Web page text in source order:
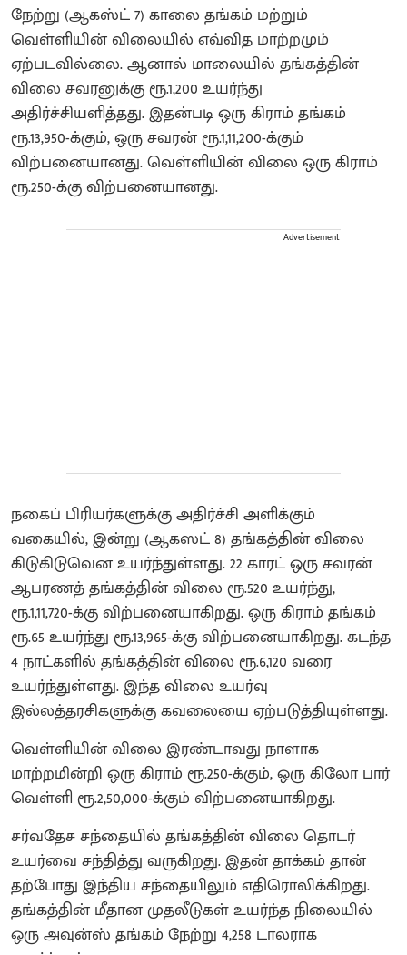
நேற்று (ஆகஸ்ட் 7) காலை தங்கம் மற்றும்
வெள்ளியின் விலையில் எவ்வித மாற்றமும்
ஏற்படவில்லை. ஆனால் மாலையில் தங்கத்தின்
விலை சவரனுக்கு ரூ.1,200 உயர்ந்து
அதிர்ச்சியளித்தது. இதன்படி ஒரு கிராம் தங்கம்
ரூ.13,950-க்கும், ஒரு சவரன் ரூ.1,11,200-க்கும்
விற்பனையானது. வெள்ளியின் விலை ஒரு கிராம்
ரூ.250-க்கு விற்பனையானது.
Advertisement
நகைப் பிரியர்களுக்கு அதிர்ச்சி அளிக்கும்
வகையில், இன்று (ஆகஸட் 8) தங்கத்தின் விலை
கிடுகிடுவென உயர்ந்துள்ளது. 22 காரட் ஒரு சவரன்
ஆபரணத் தங்கத்தின் விலை ரூ.520 உயர்ந்து,
ரூ.1,11,720-க்கு விற்பனையாகிறது. ஒரு கிராம் தங்கம்
ரூ.65 உயர்ந்து ரூ.13,965-க்கு விற்பனையாகிறது. கடந்த
4 நாட்களில் தங்கத்தின் விலை ரூ.6,120 வரை
உயர்ந்துள்ளது. இந்த விலை உயர்வு
இல்லத்தரசிகளுக்கு கவலையை ஏற்படுத்தியுள்ளது.
வெள்ளியின் விலை இரண்டாவது நாளாக
மாற்றமின்றி ஒரு கிராம் ரூ.250-க்கும், ஒரு கிலோ பார்
வெள்ளி ரூ.2,50,000-க்கும் விற்பனையாகிறது.
சர்வதேச சந்தையில் தங்கத்தின் விலை தொடர்
உயர்வை சந்தித்து வருகிறது. இதன் தாக்கம் தான்
தற்போது இந்திய சந்தையிலும் எதிரொலிக்கிறது.
தங்கத்தின் மீதான முதலீடுகள் உயர்ந்த நிலையில்
ஒரு அவுன்ஸ் தங்கம் நேற்று 4,258 டாலராக